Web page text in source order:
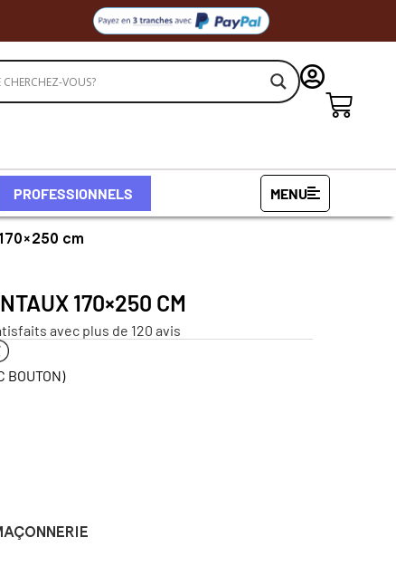
PROFESSIONNELS MENU
cm
170×250 CM
avec plus de 120 avis
BOUTON)